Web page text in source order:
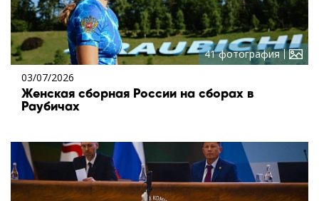
41 фотография
03/07/2026
Женская сборная России на сборах в
Раубичах